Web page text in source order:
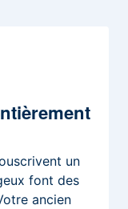
un
font des
ancien